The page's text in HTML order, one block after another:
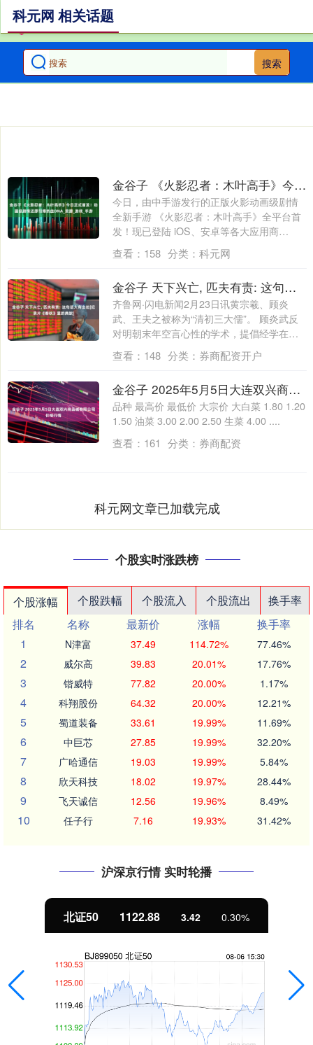
搜索
科元网 相关话题
金谷子 《火影忍者：木叶高手》今日正式首发！动画级剧情还原引爆热血DNA_资源_游戏_手游
今日，由中手游发行的正版火影动画级剧情
全新手游 《火影忍者：木叶高手》全平台首
发！现已登陆 iOS、安卓等各大应用商
店。....
查看： 158 分类： 科元网
金谷子 天下兴亡, 匹夫有责: 这句话大有出处[纪录片《春秋》里的典故]
齐鲁网·闪电新闻2月23日讯黄宗羲、顾炎
武、王夫之被称为“清初三大儒”。 顾炎武反
对明朝末年空言心性的学术，提倡经学在
于....
查看： 148 分类： 券商配资开户
金谷子 2025年5月5日大连双兴商品城有限公司价格行情
品种 最高价 最低价 大宗价 大白菜 1.80 1.20
1.50 油菜 3.00 2.00 2.50 生菜 4.00 ....
查看： 161 分类： 券商配资
科元网文章已加载完成
个股实时涨跌榜
个股涨幅 个股跌幅 个股流入 个股流出
换手率
排名
名称 最新价 涨幅
换手率
1
N津富 37.49 114.72% 77.46%
2 威尔高 39.83 20.01% 17.76%
3 锴威特 77.82 20.00% 1.17%
4 科翔股份 64.32 20.00% 12.21%
5 蜀道装备 33.61 19.99% 11.69%
6 中巨芯 27.85 19.99% 32.20%
7 广哈通信 19.03 19.99% 5.84%
8 欣天科技 18.02 19.97% 28.44%
9 飞天诚信 12.56 19.96% 8.49%
10 任子行 7.16 19.93% 31.42%
沪深京行情 实时轮播
北证50 1122.88 3.42 0.30%